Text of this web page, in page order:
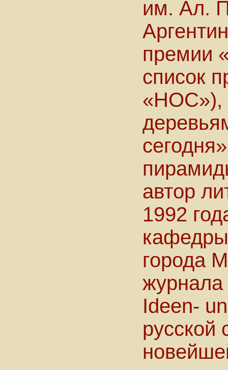
им. Ал.
премии
список
«НОС»),
автор
1992
кафедры
города
журнала
Ideen-
русской